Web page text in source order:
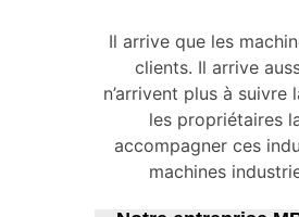
Il arrive que les
clients. Il arrive
n’arrivent plus à
les propriétaires
accompagner ces
machines